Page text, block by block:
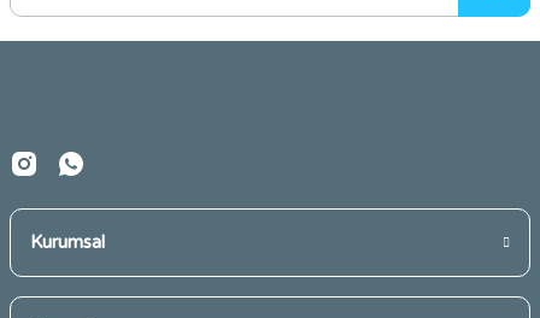
Ürün bilgilerinde hatalar bulunuyor.
Kurumsal